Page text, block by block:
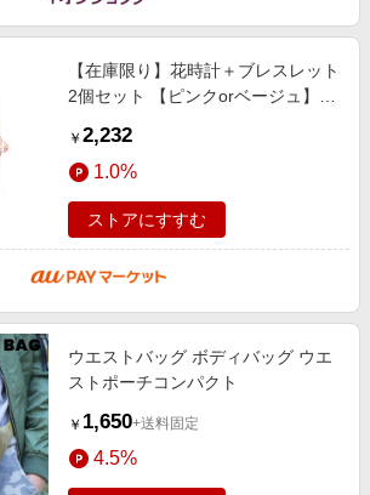
【在庫限り】花時計＋ブレスレット
2個セット 【ピンクorベージュ】
リスタル アクセサリー ゴールド
￥ 2,232
1.0%
ストアにすすむ
ウエストバッグ ボディバッグ ウエ
ストポーチコンパクト
￥ 1,650+送料固定
4.5%